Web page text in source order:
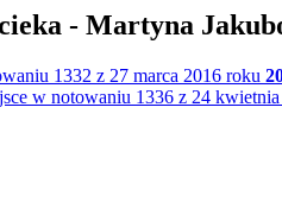
- Martyna
1332 z 27 marca 2016 roku
w notowaniu 1336 z 24